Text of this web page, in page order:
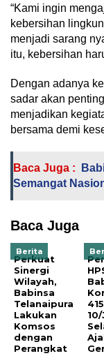
“Kami ingin
kebersihan
menjadi sarang
itu, kebersihan
Dengan adanya
sadar akan
menjadikan
bersama demi
Baca Juga :
Semangat
Baca Juga
Berita
Perkuat
Sinergi
Wilayah,
Babinsa
Telanaipura
Lakukan
Komsos
dengan
Perangkat